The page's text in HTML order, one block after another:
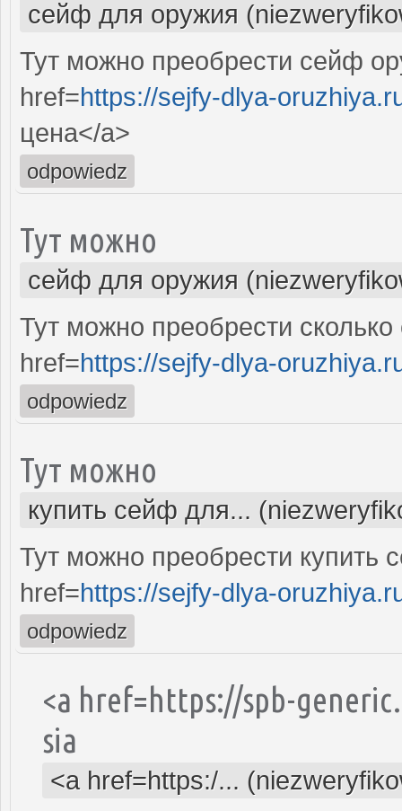
сейф для оружия
Тут можно преобрести сейф
href=https://sejfy-dlya-
цена</a>
odpowiedz
Тут можно
сейф для оружия
Тут можно преобрести
href=https://sejfy-dlya-
odpowiedz
Тут можно
купить сейф для...
Тут можно преобрести купить
href=https://sejfy-dlya-
odpowiedz
<a href=https://spb-
sia
<a href=https:/...